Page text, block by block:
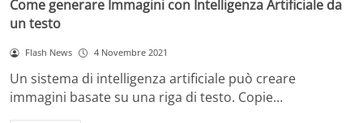
Come generare Immagini con Intelligenza Artificiale da
un testo
Flash News 4 Novembre 2021
Un sistema di intelligenza artificiale può creare
immagini basate su una riga di testo. Copie…